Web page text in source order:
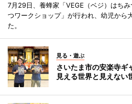
7月29日、養蜂家「VEGE（ベジ）はち
つワークショップ」が行われ、幼児から
た。
見る・遊ぶ
さいたま市の安楽寺
見える世界と見えない